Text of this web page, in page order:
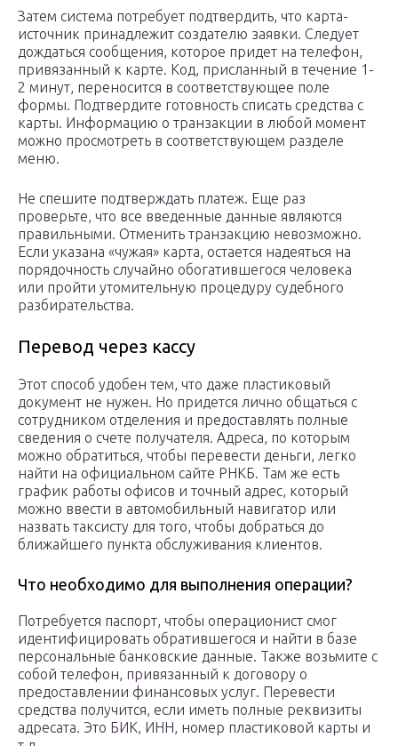
Затем система потребует подтвердить, что карта-
источник принадлежит создателю заявки. Следует
дождаться сообщения, которое придет на телефон,
привязанный к карте. Код, присланный в течение 1-
2 минут, переносится в соответствующее поле
формы. Подтвердите готовность списать средства с
карты. Информацию о транзакции в любой момент
можно просмотреть в соответствующем разделе
меню.
Не спешите подтверждать платеж. Еще раз
проверьте, что все введенные данные являются
правильными. Отменить транзакцию невозможно.
Если указана «чужая» карта, остается надеяться на
порядочность случайно обогатившегося человека
или пройти утомительную процедуру судебного
разбирательства.
Перевод через кассу
Этот способ удобен тем, что даже пластиковый
документ не нужен. Но придется лично общаться с
сотрудником отделения и предоставлять полные
сведения о счете получателя. Адреса, по которым
можно обратиться, чтобы перевести деньги, легко
найти на официальном сайте РНКБ. Там же есть
график работы офисов и точный адрес, который
можно ввести в автомобильный навигатор или
назвать таксисту для того, чтобы добраться до
ближайшего пункта обслуживания клиентов.
Что необходимо для выполнения операции?
Потребуется паспорт, чтобы операционист смог
идентифицировать обратившегося и найти в базе
персональные банковские данные. Также возьмите с
собой телефон, привязанный к договору о
предоставлении финансовых услуг. Перевести
средства получится, если иметь полные реквизиты
адресата. Это БИК, ИНН, номер пластиковой карты и